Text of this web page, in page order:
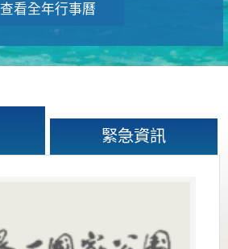
查看全年行事曆
緊急資訊